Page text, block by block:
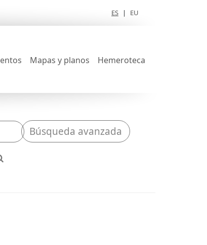
ES | EU
Mapas y planos Hemeroteca
Búsqueda avanzada